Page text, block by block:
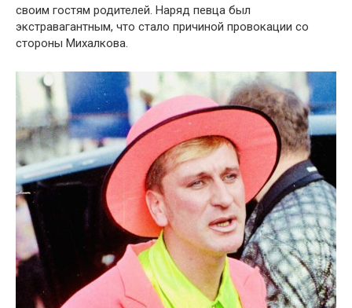
своим гостям родителей. Наряд певца был
экстравагантным, что стало причиной провокации со
стороны Михалкова.